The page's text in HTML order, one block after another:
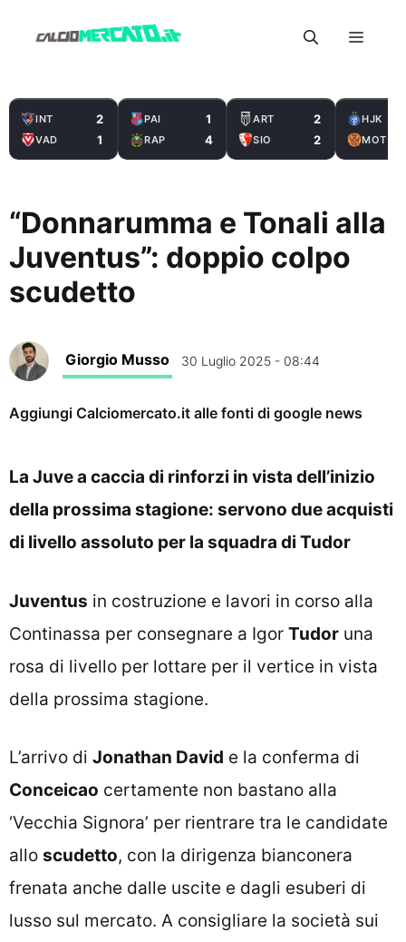
Menu
INT 2
VAD 1
PAI 1
RAP 4
ART 2
SIO 2
HJK
MOT
“Donnarumma e Tonali alla
Juventus”: doppio colpo
scudetto
Giorgio Musso 30 Luglio 2025 - 08:44
Aggiungi Calciomercato.it alle fonti di google news
La Juve a caccia di rinforzi in vista dell’inizio
della prossima stagione: servono due acquisti
di livello assoluto per la squadra di Tudor
Juventus in costruzione e lavori in corso alla
Continassa per consegnare a Igor Tudor una
rosa di livello per lottare per il vertice in vista
della prossima stagione.
L’arrivo di Jonathan David e la conferma di
Conceicao certamente non bastano alla
‘Vecchia Signora’ per rientrare tra le candidate
allo scudetto, con la dirigenza bianconera
frenata anche dalle uscite e dagli esuberi di
lusso sul mercato. A consigliare la società sui